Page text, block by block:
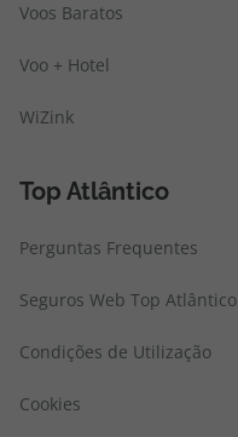
Voos Baratos
Voo + Hotel
WiZink
Top Atlântico
Perguntas Frequentes
Seguros Web Top Atlântico
Condições de Utilização
Cookies